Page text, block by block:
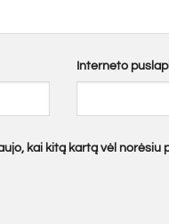
Interneto
kai kitą kartą vėl norėsiu